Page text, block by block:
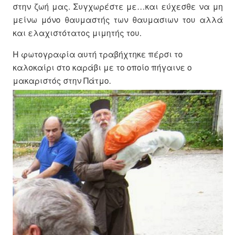
στην ζωή μας. Συγχωρέστε με…και εύχεσθε να μη
μείνω μόνο θαυμαστής των θαυμασιων του αλλά
και ελαχιστότατος μιμητής του.
Η φωτογραφία αυτή τραβήχτηκε πέρσι το
καλοκαίρι στο καράβι με το οποίο πήγαινε ο
μακαριστός στην Πάτμο.